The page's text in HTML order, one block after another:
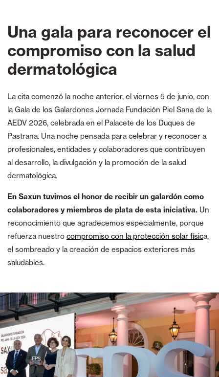
Una gala para reconocer el
compromiso con la salud
dermatológica
La cita comenzó la noche anterior, el viernes 5 de junio, con
la Gala de los Galardones Jornada Fundación Piel Sana de la
AEDV 2026, celebrada en el Palacete de los Duques de
Pastrana. Una noche pensada para celebrar y reconocer a
profesionales, entidades y colaboradores que contribuyen
al desarrollo, la divulgación y la promoción de la salud
dermatológica.
En Saxun tuvimos el honor de recibir un galardón como
colaboradores y miembros de plata de esta iniciativa. Un
reconocimiento que agradecemos especialmente, porque
refuerza nuestro compromiso con la protección solar física,
el sombreado y la creación de espacios exteriores más
saludables.